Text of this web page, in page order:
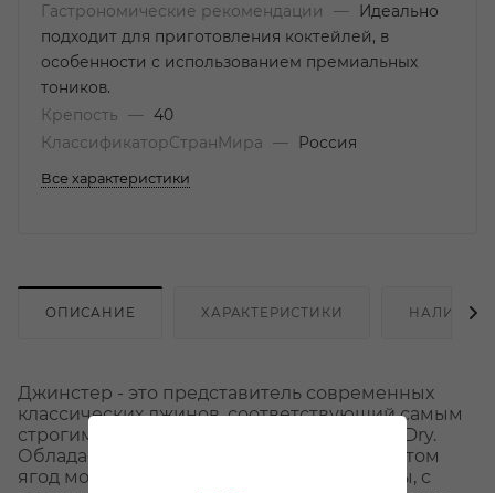
Гастрономические рекомендации
—
Идеально
подходит для приготовления коктейлей, в
особенности с использованием премиальных
тоников.
Крепость
— 40
КлассификаторСтранМира
— Россия
Все характеристики
ОПИСАНИЕ ХАРАКТЕРИСТИКИ НАЛИЧИЕ
Джинстер - это представитель современных
классических джинов, соответствующий самым
строгим требованиям категории London Dry.
Обладает ярким и выразительным ароматом
ягод можжевельника и цитрусовой цедры, с